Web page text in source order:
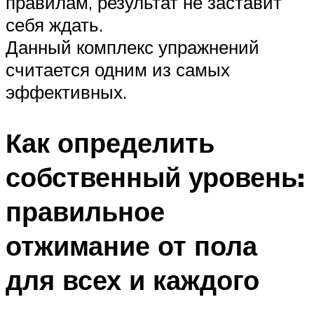
себя ждать.
Данный комплекс упражнений
считается одним из самых
эффективных.
Как определить
собственный уровень:
правильное
отжимание от пола
для всех и каждого